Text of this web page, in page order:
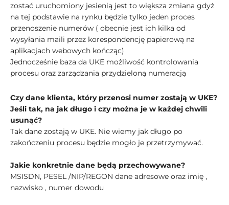
zostać uruchomiony jesienią jest to większa zmiana gdyż
na tej podstawie na rynku będzie tylko jeden proces
przenoszenie numerów ( obecnie jest ich kilka od
wysyłania maili przez korespondencję papierową na
aplikacjach webowych kończąc)
Jednocześnie baza da UKE możliwość kontrolowania
procesu oraz zarządzania przydzieloną numeracją
Czy dane klienta, który przenosi numer zostają w UKE?
Jeśli tak, na jak długo i czy można je w każdej chwili
usunąć?
Tak dane zostają w UKE. Nie wiemy jak długo po
zakończeniu procesu będzie mogło je przetrzymywać.
Jakie konkretnie dane będą przechowywane?
MSISDN, PESEL /NIP/REGON dane adresowe oraz imię ,
nazwisko , numer dowodu